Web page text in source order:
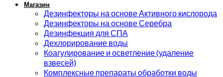
Магазин
Дезинфекторы на основе Активного кислорода
Дезинфекторы на основе Серебра
Дезинфекция для СПА
Дехлорирование воды
Коагулирование и осветление (удаление
взвесей)
Комплексные препараты обработки воды